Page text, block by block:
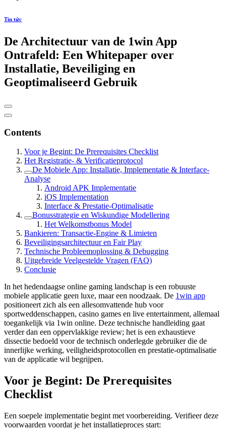
Tin tức
De Architectuur van de 1win App
Ontrafeld: Een Whitepaper over
Installatie, Beveiliging en
Geoptimaliseerd Gebruik
Contents
Voor je Begint: De Prerequisites Checklist
Het Registratie- & Verificatieprotocol
De Mobiele App: Installatie, Implementatie & Interface-
Analyse
Android APK Implementatie
iOS Implementation
Interface & Prestatie-Optimalisatie
Bonusstrategie en Wiskundige Modellering
Het Welkomstbonus Model
Bankieren: Transactie-Engine & Limieten
Beveiligingsarchitectuur en Fair Play
Technische Probleemoplossing & Debugging
Uitgebreide Veelgestelde Vragen (FAQ)
Conclusie
In het hedendaagse online gaming landschap is een robuuste
mobiele applicatie geen luxe, maar een noodzaak. De 1win app
positioneert zich als een allesomvattende hub voor
sportweddenschappen, casino games en live entertainment, allemaal
toegankelijk via 1win online. Deze technische handleiding gaat
verder dan een oppervlakkige review; het is een exhaustieve
dissectie bedoeld voor de technisch onderlegde gebruiker die de
innerlijke werking, veiligheidsprotocollen en prestatie-optimalisatie
van de applicatie wil begrijpen.
Voor je Begint: De Prerequisites
Checklist
Een soepele implementatie begint met voorbereiding. Verifieer deze
voorwaarden voordat je het installatieproces start: